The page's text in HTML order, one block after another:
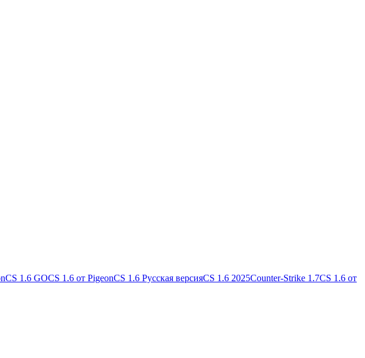
CS 1.6 GOCS 1.6 от PigeonCS 1.6 Русская версияCS 1.6 2025Counter-Strike 1.7CS 1.6 от